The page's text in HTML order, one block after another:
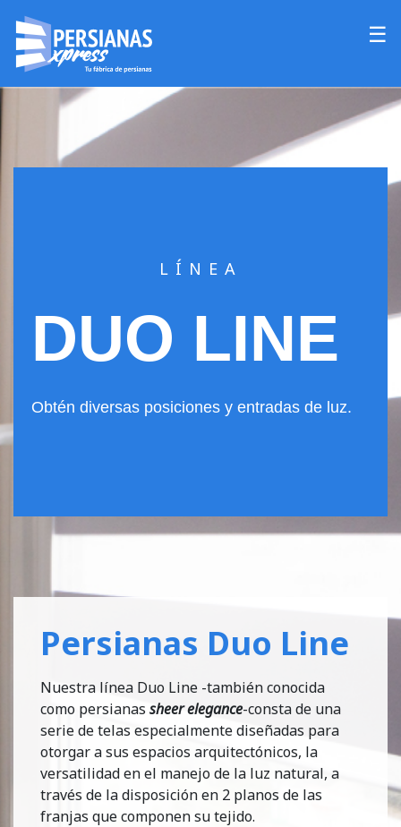
☰
LÍNEA
DUO LINE
Obtén diversas posiciones y entradas de luz.
Persianas Duo Line
Nuestra línea Duo Line -también conocida
como persianas sheer elegance-consta de una
serie de telas especialmente diseñadas para
otorgar a sus espacios arquitectónicos, la
versatilidad en el manejo de la luz natural, a
través de la disposición en 2 planos de las
franjas que componen su tejido.